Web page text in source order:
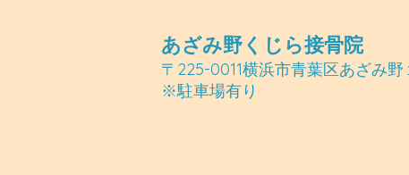
あざみ野くじら接骨院
〒225-0011横浜市青葉区あざみ野
※駐車場有り